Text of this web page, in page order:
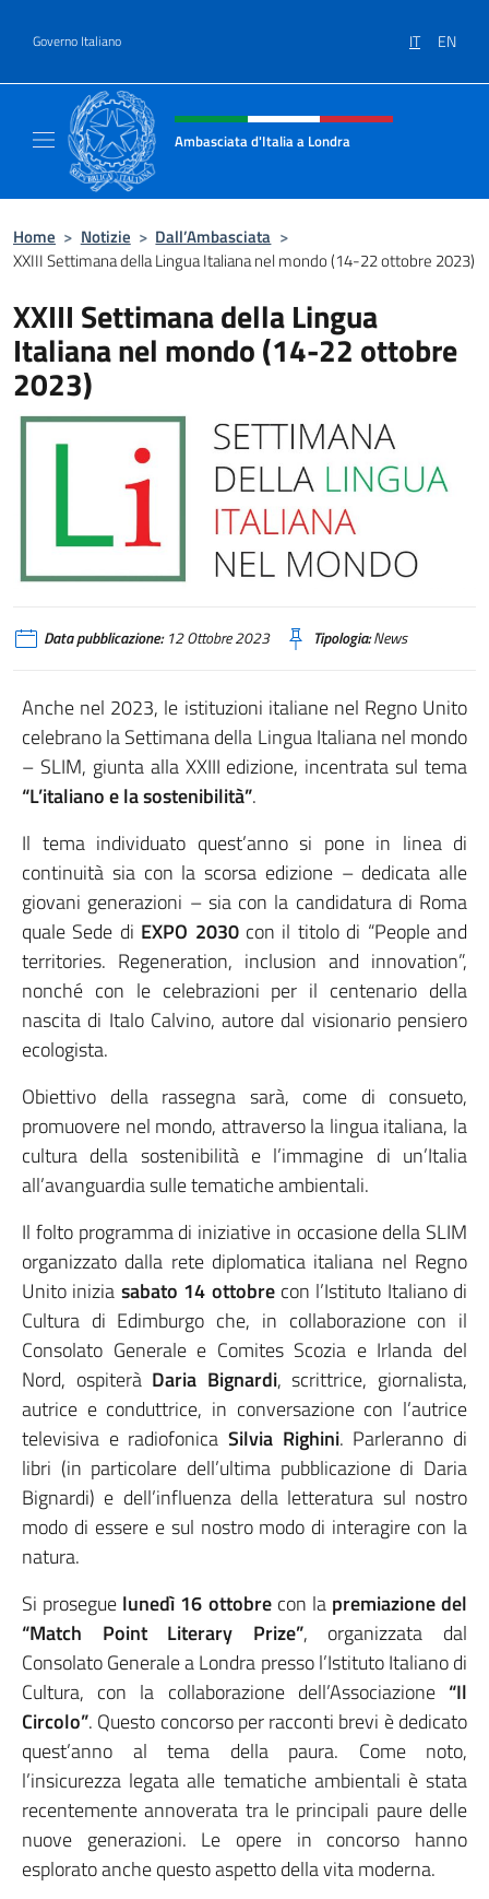
Governo Italiano IT EN
Intestazione sito, social e menù
Ambasciata d'Italia a Londra
Home > Notizie > Dall’Ambasciata >
XXIII Settimana della Lingua Italiana nel mondo (14-22 ottobre 2023)
XXIII Settimana della Lingua
Italiana nel mondo (14-22 ottobre
2023)
Data pubblicazione:12 Ottobre 2023 Tipologia:News
Anche nel 2023, le istituzioni italiane nel Regno Unito
celebrano la Settimana della Lingua Italiana nel mondo
– SLIM, giunta alla XXIII edizione, incentrata sul tema
“L’italiano e la sostenibilità”.
Il tema individuato quest’anno si pone in linea di
continuità sia con la scorsa edizione – dedicata alle
giovani generazioni – sia con la candidatura di Roma
quale Sede di EXPO 2030con il titolo di “People and
territories. Regeneration, inclusion and innovation”,
nonché con le celebrazioni per il centenario della
nascita di Italo Calvino, autore dal visionario pensiero
ecologista.
Obiettivo della rassegna sarà, come di consueto,
promuovere nel mondo, attraverso la lingua italiana, la
cultura della sostenibilità e l’immagine di un’Italia
all’avanguardia sulle tematiche ambientali.
Il folto programma di iniziative in occasione della SLIM
organizzato dalla rete diplomatica italiana nel Regno
Unito inizia sabato 14 ottobrecon l’Istituto Italiano di
Cultura di Edimburgo che, in collaborazione con il
Consolato Generale e Comites Scozia e Irlanda del
Nord, ospiterà Daria Bignardi, scrittrice, giornalista,
autrice e conduttrice, in conversazione con l’autrice
televisiva e radiofonica Silvia Righini. Parleranno di
libri (in particolare dell’ultima pubblicazione di Daria
Bignardi) e dell’influenza della letteratura sul nostro
modo di essere e sul nostro modo di interagire con la
natura.
Si prosegue lunedì 16 ottobre con la premiazione del
“Match Point Literary Prize”, organizzata dal
Consolato Generale a Londra presso l’Istituto Italiano di
Cultura, con la collaborazione dell’Associazione “Il
Circolo”. Questo concorso per racconti brevi è dedicato
quest’anno al tema della paura. Come noto,
l’insicurezza legata alle tematiche ambientali è stata
recentemente annoverata tra le principali paure delle
nuove generazioni. Le opere in concorso hanno
esplorato anche questo aspetto della vita moderna.